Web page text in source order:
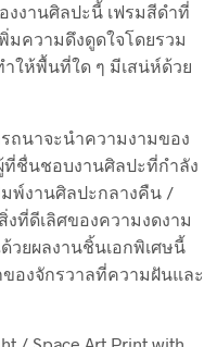
งานศิลปะนี้ เฟรมสีดำที่
มความดึงดูดใจโดยรวม
ให้พื้นที่ใด ๆ มีเสน่ห์ด้วย
ถนาจะนำความงามของ
ชื่นชอบงานศิลปะที่กำลัง
พ์งานศิลปะกลางคืน /
งที่ดีเลิศของความงดงาม
ยผลงานชิ้นเอกพิเศษนี้
องจักรวาลที่ความฝันและ